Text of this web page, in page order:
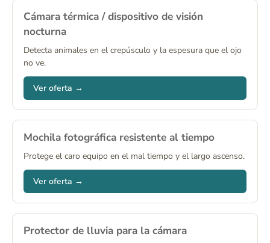
Cámara térmica / dispositivo de visión
nocturna
Detecta animales en el crepúsculo y la espesura que el ojo
no ve.
Ver oferta →
Mochila fotográfica resistente al tiempo
Protege el caro equipo en el mal tiempo y el largo ascenso.
Ver oferta →
Protector de lluvia para la cámara